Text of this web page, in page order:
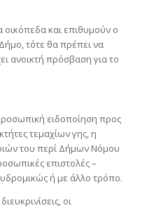
και επιθυμούν ο
τότε θα πρέπει να
ανοικτή πρόσβαση για το
ειδοποίηση προς
τεμαχίων γης, η
του περί Δήμων Νόμου
επιστολές –
ή με άλλο τρόπο.
οι